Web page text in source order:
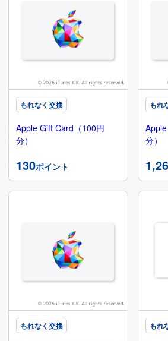
もれなく交換
Apple Gift Card（100円
分）
130ポイント
もれ
分）
もれなく交換 もれ